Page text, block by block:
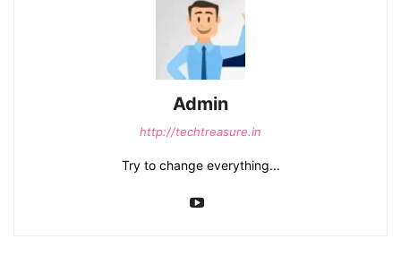
Admin
http://techtreasure.in
Try to change everything...